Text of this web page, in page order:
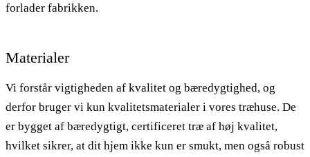
forlader fabrikken.
Materialer
Vi forstår vigtigheden af kvalitet og bæredygtighed, og
derfor bruger vi kun kvalitetsmaterialer i vores træhuse. De
er bygget af bæredygtigt, certificeret træ af høj kvalitet,
hvilket sikrer, at dit hjem ikke kun er smukt, men også robust